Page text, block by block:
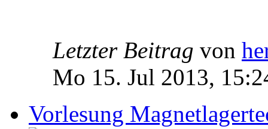
Letzter Beitrag von
Mo 15. Jul 2013,
Vorlesung